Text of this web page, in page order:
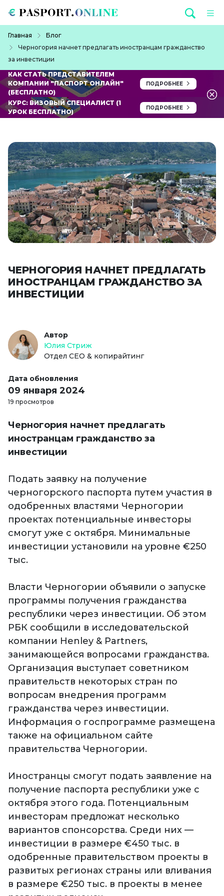
Главная
Блог
Черногория начнет предлагать иностранцам гражданство
за инвестиции
КАК СТАТЬ ПРЕДСТАВИТЕЛЕМ
КОМПАНИИ "ПАСПОРТ ОНЛАЙН"
(БЕСПЛАТНО)
ПОДРОБНЕЕ
КУРС: ВИЗОВЫЙ СПЕЦИАЛИСТ (1
УРОК БЕСПЛАТНО)
ПОДРОБНЕЕ
ЧЕРНОГОРИЯ НАЧНЕТ ПРЕДЛАГАТЬ
ИНОСТРАНЦАМ ГРАЖДАНСТВО ЗА
ИНВЕСТИЦИИ
Автор
Юлия Стриж
Отдел СЕО & копирайтинг
Дата обновления
09 января 2024
19 просмотров
Черногория начнет предлагать
иностранцам гражданство за
инвестиции
Подать заявку на получение
черногорского паспорта путем участия в
одобренных властями Черногории
проектах потенциальные инвесторы
смогут уже с октября. Минимальные
инвестиции установили на уровне €250
тыс.
Власти Черногории объявили о запуске
программы получения гражданства
республики через инвестиции. Об этом
РБК сообщили в исследовательской
компании Henley & Partners,
занимающейся вопросами гражданства.
Организация выступает советником
правительств некоторых стран по
вопросам внедрения программ
гражданства через инвестиции.
Информация о госпрограмме размещена
также на официальном сайте
правительства Черногории.
Иностранцы смогут подать заявление на
получение паспорта республики уже с
октября этого года. Потенциальным
инвесторам предложат несколько
вариантов спонсорства. Среди них —
инвестиции в размере €450 тыс. в
одобренные правительством проекты в
развитых регионах страны или вливания
в размере €250 тыс. в проекты в менее